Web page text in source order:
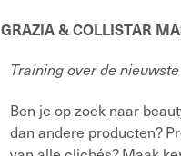
GRAZIA & COLLISTAR
Training over de
Ben je op zoek naar
dan andere producten?